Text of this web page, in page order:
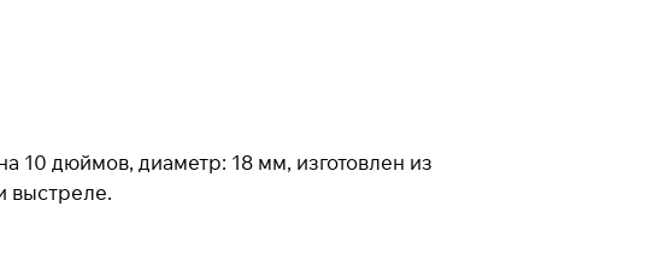
10 дюймов, диаметр: 18 мм, изготовлен из
выстреле.
любого